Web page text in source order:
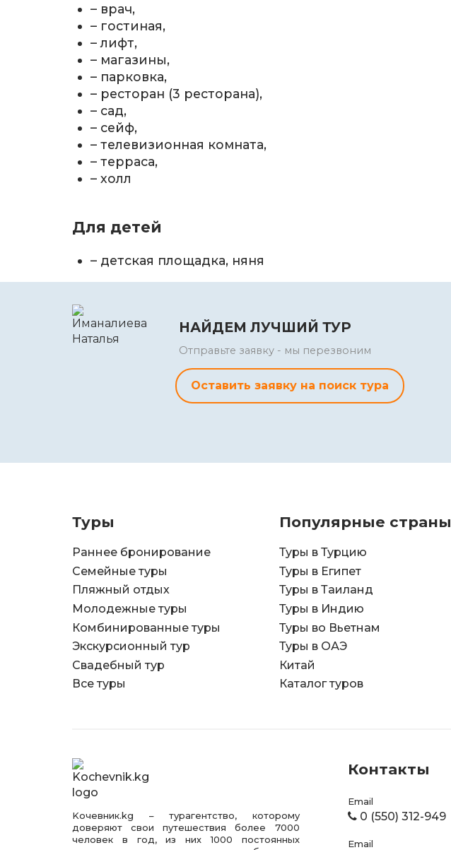
– врач,
– гостиная,
– лифт,
– магазины,
– парковка,
– ресторан (3 ресторана),
– сад,
– сейф,
– телевизионная комната,
– терраса,
– холл
Для детей
– детская площадка, няня
НАЙДЕМ ЛУЧШИЙ ТУР
Отправьте заявку - мы перезвоним
Оставить заявку на поиск тура
Туры
Раннее бронирование
Семейные туры
Пляжный отдых
Молодежные туры
Комбинированные туры
Экскурсионный тур
Свадебный тур
Все туры
Популярные страны
Туры в Турцию
Туры в Египет
Туры в Таиланд
Туры в Индию
Туры во Вьетнам
Туры в ОАЭ
Китай
Каталог туров
Kочевник.kg – турагентство, которому
доверяют свои путешествия более 7000
человек в год, из них 1000 постоянных
Контакты
Email
0 (550) 312-949
Email